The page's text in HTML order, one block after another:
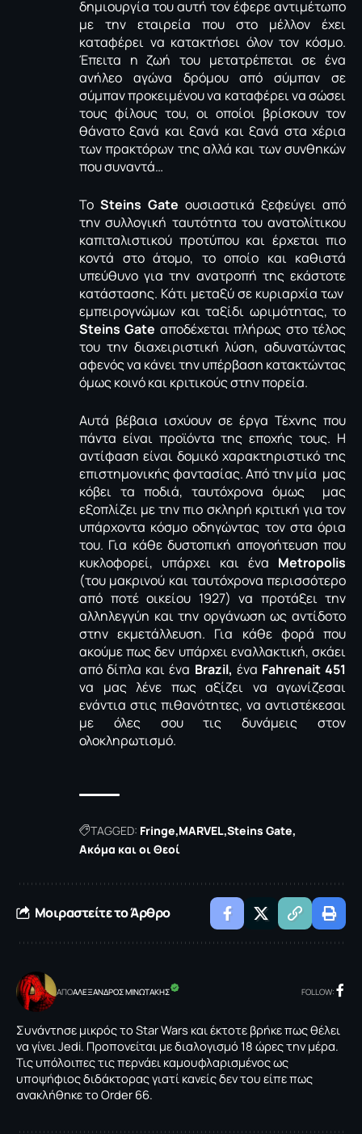
δημιουργία του αυτή τον έφερε αντιμέτωπο
με την εταιρεία που στο μέλλον έχει
καταφέρει να κατακτήσει όλον τον κόσμο.
Έπειτα η ζωή του μετατρέπεται σε ένα
ανήλεο αγώνα δρόμου από σύμπαν σε
σύμπαν προκειμένου να καταφέρει να σώσει
τους φίλους του, οι οποίοι βρίσκουν τον
θάνατο ξανά και ξανά και ξανά στα χέρια
των πρακτόρων της αλλά και των συνθηκών
που συναντά…
Το Steins Gate ουσιαστικά ξεφεύγει από
την συλλογική ταυτότητα του ανατολίτικου
καπιταλιστικού προτύπου και έρχεται πιο
κοντά στο άτομο, το οποίο και καθιστά
υπεύθυνο για την ανατροπή της εκάστοτε
κατάστασης. Κάτι μεταξύ σε κυριαρχία των
εμπειρογνώμων και ταξίδι ωριμότητας, το
Steins Gate αποδέχεται πλήρως στο τέλος
του την διαχειριστική λύση, αδυνατώντας
αφενός να κάνει την υπέρβαση κατακτώντας
όμως κοινό και κριτικούς στην πορεία.
Αυτά βέβαια ισχύουν σε έργα Τέχνης που
πάντα είναι προϊόντα της εποχής τους. Η
αντίφαση είναι δομικό χαρακτηριστικό της
επιστημονικής φαντασίας. Από την μία μας
κόβει τα ποδιά, ταυτόχρονα όμως μας
εξοπλίζει με την πιο σκληρή κριτική για τον
υπάρχοντα κόσμο οδηγώντας τον στα όρια
του. Για κάθε δυστοπική απογοήτευση που
κυκλοφορεί, υπάρχει και ένα Μetropolis
(του μακρινού και ταυτόχρονα περισσότερο
από ποτέ οικείου 1927) να προτάξει την
αλληλεγγύη και την οργάνωση ως αντίδοτο
στην εκμετάλλευση. Για κάθε φορά που
ακούμε πως δεν υπάρχει εναλλακτική, σκάει
από δίπλα και ένα Brazil, ένα Fahrenait 451
να μας λένε πως αξίζει να αγωνίζεσαι
ενάντια στις πιθανότητες, να αντιστέκεσαι
με όλες σου τις δυνάμεις στον
ολοκληρωτισμό.
TAGGED: Fringe MARVEL Steins Gate
Ακόμα και οι Θεοί
Μοιραστείτε το Άρθρο
ΑΠΟΑΛΕΞΑΝΔΡΟΣ ΜΙΝΩΤΑΚΗΣ FOLLOW:
Συνάντησε μικρός το Star Wars και έκτοτε βρήκε πως θέλει
να γίνει Jedi. Προπονείται με διαλογισμό 18 ώρες την μέρα.
Τις υπόλοιπες τις περνάει καμουφλαρισμένος ως
υποψήφιος διδάκτορας γιατί κανείς δεν του είπε πως
ανακλήθηκε το Order 66.